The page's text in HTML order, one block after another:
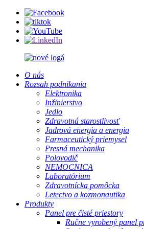
O nás
Rozsah podnikania
Elektronika
Inžinierstvo
Jedlo
Zdravotná starostlivosť
Jadrová energia a energia
Farmaceutický priemysel
Presná mechanika
Polovodič
NEMOCNICA
Laboratórium
Zdravotnícka pomôcka
Letectvo a kozmonautika
Produkty
Panel pre čisté priestory
Ručne vyrobený panel